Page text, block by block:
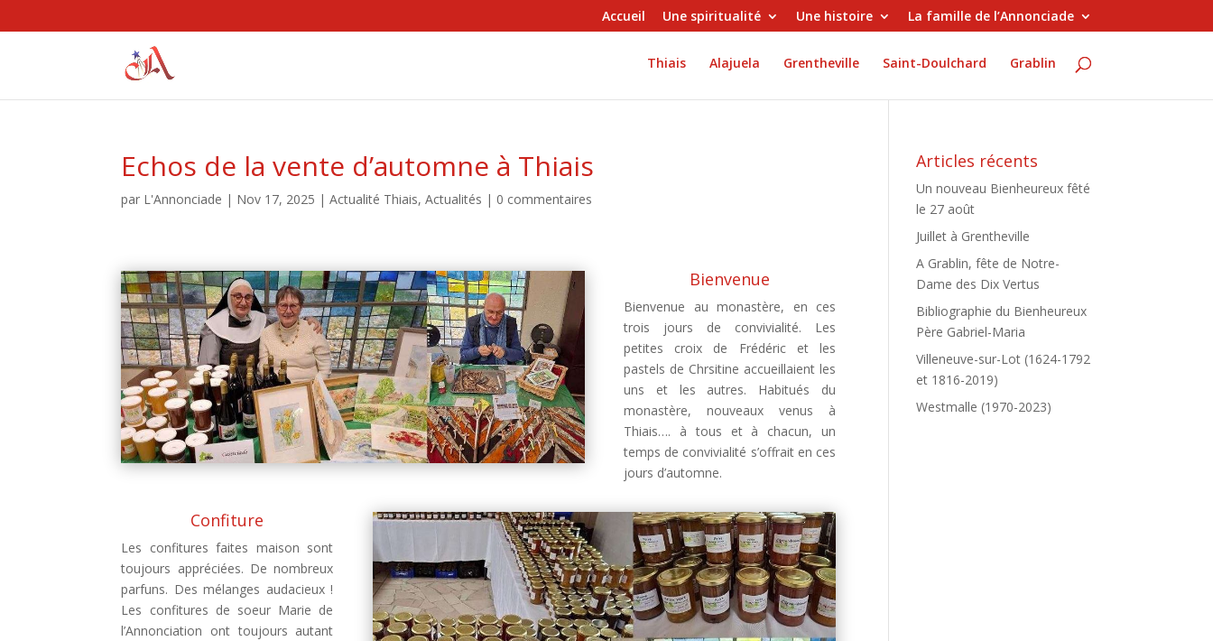
Accueil Une spiritualité Une histoire La famille de l’Annonciade
Thiais Alajuela Grentheville Saint-Doulchard Grablin
Echos de la vente d’automne à Thiais
par L'Annonciade | Nov 17, 2025 |Actualité Thiais,Actualités | 0 commentaires
Bienvenue
Bienvenue au monastère, en ces
trois jours de convivialité. Les
petites croix de Frédéric et les
pastels de Chrsitine accueillaient les
uns et les autres. Habitués du
monastère, nouveaux venus à
Thiais…. à tous et à chacun, un
temps de convivialité s’offrait en ces
jours d’automne.
Confiture
Les confitures faites maison sont
toujours appréciées. De nombreux
parfuns. Des mélanges audacieux !
Les confitures de soeur Marie de
l’Annonciation ont toujours autant
Articles récents
Un nouveau Bienheureux fêté
le 27 août
Juillet à Grentheville
A Grablin, fête de Notre-
Dame des Dix Vertus
Bibliographie du Bienheureux
Père Gabriel-Maria
Villeneuve-sur-Lot (1624-1792
et 1816-2019)
Westmalle (1970-2023)